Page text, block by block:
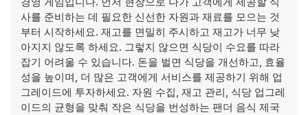
사를 준비하는 데 필요한 신선한 자원과 재료를 모으는 것
부터 시작하세요. 재고를 면밀히 주시하고 재고가 너무 낮
아지지 않도록 하세요. 그렇지 않으면 식당이 수요를 따라
잡기 어려울 수 있습니다. 돈을 벌면 식당을 개선하고, 효율
성을 높이며, 더 많은 고객에게 서비스를 제공하기 위해 업
그레이드에 투자하세요. 자원 수집, 재고 관리, 식당 업그레
이드의 균형을 맞춰 작은 식당을 번성하는 팬더 음식 제국